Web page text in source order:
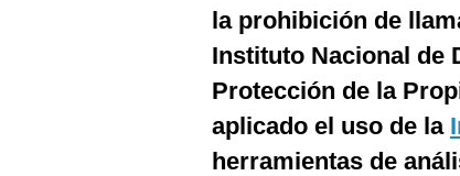
la prohibición de
Instituto Nacional de
Protección de la
aplicado el uso de la
herramientas de